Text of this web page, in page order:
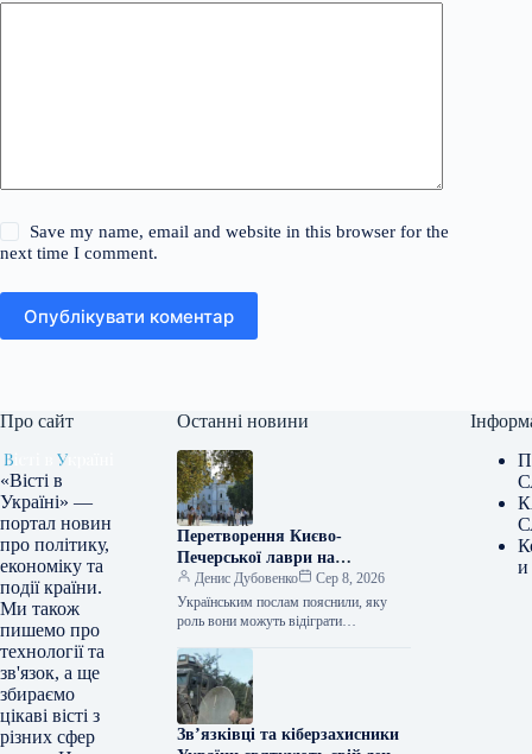
Save my name, email and website in this browser for the
next time I comment.
Опублікувати коментар
Про сайт
«Вісті в
Україні» —
портал новин
про політику,
економіку та
події країни.
Ми також
пишемо про
технології та
зв'язок, а ще
збираємо
цікаві вісті з
різних сфер
Останні новини
Перетворення Києво-
Печерської лаври на
український Ватикан
Денис Дубовенко
Сер 8, 2026
Українським послам пояснили, яку
роль вони можуть відіграти
наради послів, що розпочалася в Києві
3…
Зв’язківці та кіберзахисники
и